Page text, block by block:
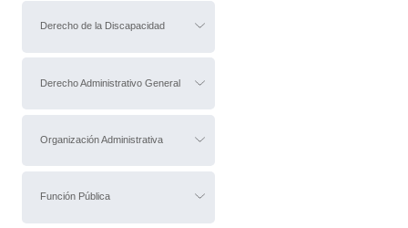
Derecho de la Discapacidad
Derecho Administrativo General
Organización Administrativa
Función Pública